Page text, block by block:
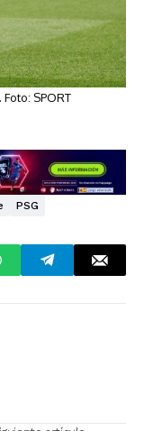
SPORT
PSG